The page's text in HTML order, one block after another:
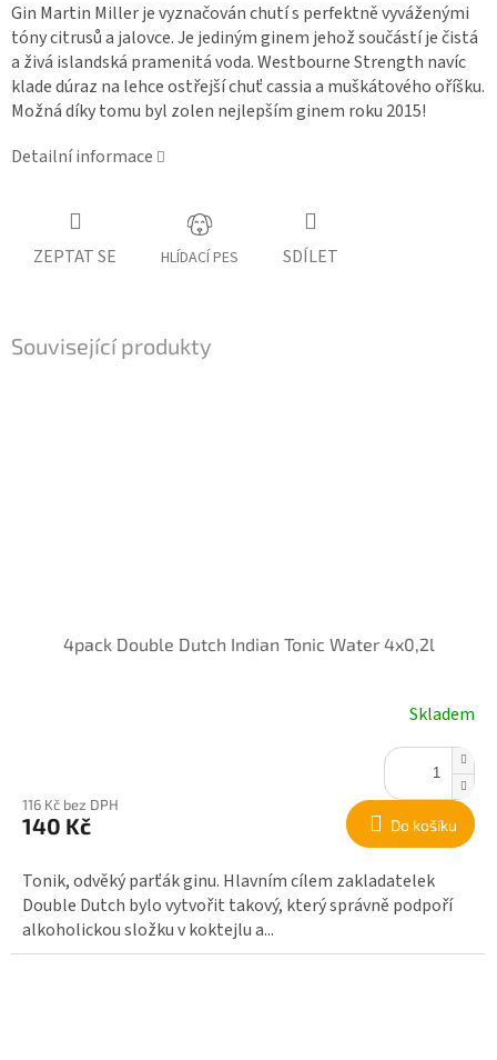
Gin Martin Miller je vyznačován chutí s perfektně vyváženými
tóny citrusů a jalovce. Je jediným ginem jehož součástí je čistá
a živá islandská pramenitá voda. Westbourne Strength navíc
klade dúraz na lehce ostřejší chuť cassia a muškátového oříšku.
Možná díky tomu byl zolen nejlepším ginem roku 2015!
Detailní informace
ZEPTAT SE HLÍDACÍ PES SDÍLET
Související produkty
4pack Double Dutch Indian Tonic Water 4x0,2l
Skladem
116 Kč bez DPH
140 Kč Do košíku
Tonik, odvěký parťák ginu. Hlavním cílem zakladatelek
Double Dutch bylo vytvořit takový, který správně podpoří
alkoholickou složku v koktejlu a...